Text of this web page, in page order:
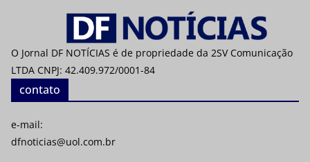
O Jornal DF NOTÍCIAS é de propriedade da 2SV Comunicação
LTDA CNPJ: 42.409.972/0001-84
contato
e-mail:
dfnoticias@uol.com.br